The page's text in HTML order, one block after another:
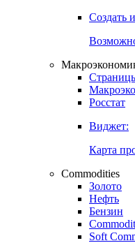
Создать
Росстат
Виджет:
Карта
Commodities
Золото
Нефть
Бензин
Soft